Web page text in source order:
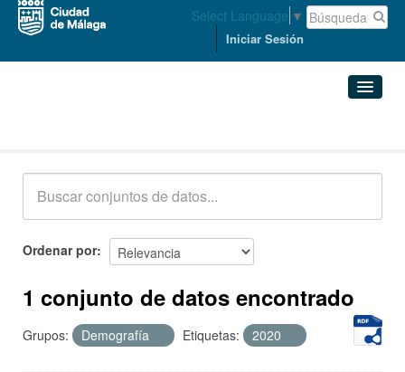
Select Language ▼
Iniciar Sesión
Acerca de
Ordenar por
1 conjunto de datos encontrado
Grupos: Demografía Etiquetas: 2020